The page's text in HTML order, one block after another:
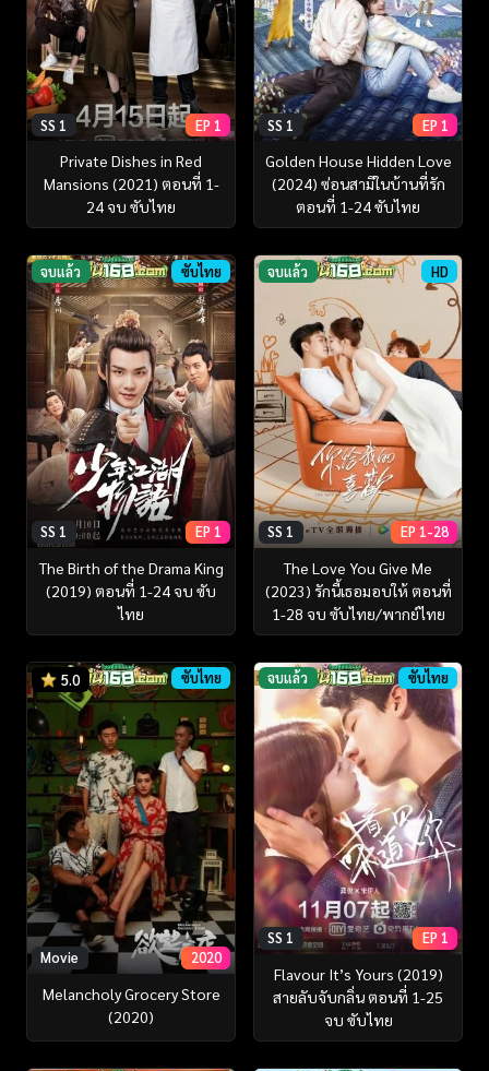
SS 1 EP 1
Private Dishes in Red
Mansions (2021) ตอนที่ 1-
24 จบ ซับไทย
SS 1 EP 1
Golden House Hidden Love
(2024) ซ่อนสามีในบ้านที่รัก
ตอนที่ 1-24 ซับไทย
จบแล้ว ซับไทย
SS 1 EP 1
The Birth of the Drama King
(2019) ตอนที่ 1-24 จบ ซับ
ไทย
จบแล้ว HD
SS 1 EP 1-28
The Love You Give Me
(2023) รักนี้เธอมอบให้ ตอนที่
1-28 จบ ซับไทย/พากย์ไทย
5.0 ซับไทย
Movie 2020
Melancholy Grocery Store
(2020)
จบแล้ว ซับไทย
SS 1 EP 1
Flavour It’s Yours (2019)
สายลับจับกลิ่น ตอนที่ 1-25
จบ ซับไทย